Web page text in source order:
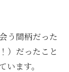
う間柄だった
）だったこと
ます。